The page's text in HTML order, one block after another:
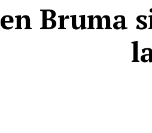
Bruma